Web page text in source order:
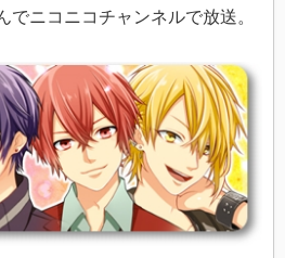
でニコニコチャンネルで放送。